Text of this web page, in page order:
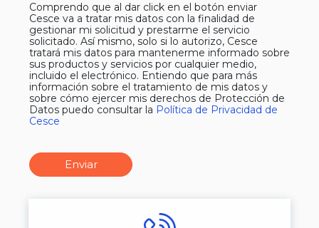
Comprendo que al dar click en el botón enviar
Cesce va a tratar mis datos con la finalidad de
gestionar mi solicitud y prestarme el servicio
solicitado. Así mismo, solo si lo autorizo, Cesce
tratará mis datos para mantenerme informado sobre
sus productos y servicios por cualquier medio,
incluido el electrónico. Entiendo que para más
información sobre el tratamiento de mis datos y
sobre cómo ejercer mis derechos de Protección de
Datos puedo consultar la Política de Privacidad de
Cesce
Enviar